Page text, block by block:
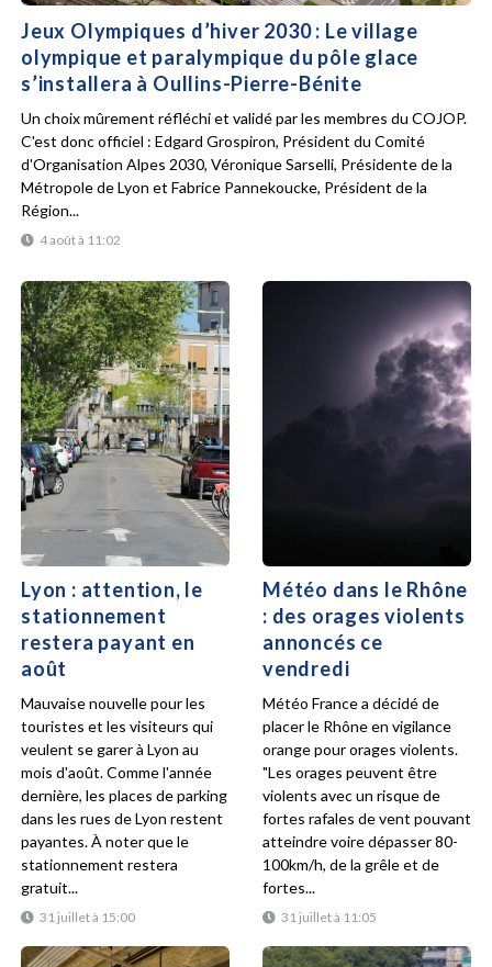
Jeux Olympiques d’hiver 2030 : Le village
olympique et paralympique du pôle glace
s’installera à Oullins-Pierre-Bénite
4 août à 11:02
Un choix mûrement réfléchi et validé par les membres du COJOP.
C'est donc officiel : Edgard Grospiron, Président du Comité
d'Organisation Alpes 2030, Véronique Sarselli, Présidente de la
Métropole de Lyon et Fabrice Pannekoucke, Président de la
Région...
Lyon : attention, le
stationnement
restera payant en
août
31 juillet à 15:00
Mauvaise nouvelle pour les
touristes et les visiteurs qui
veulent se garer à Lyon au
mois d'août. Comme l'année
dernière, les places de parking
dans les rues de Lyon restent
payantes. À noter que le
stationnement restera
gratuit...
Météo dans le Rhône
: des orages violents
annoncés ce
vendredi
31 juillet à 11:05
Météo France a décidé de
placer le Rhône en vigilance
orange pour orages violents.
"Les orages peuvent être
violents avec un risque de
fortes rafales de vent pouvant
atteindre voire dépasser 80-
100km/h, de la grêle et de
fortes...